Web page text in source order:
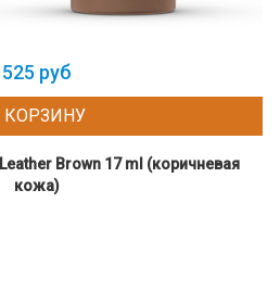
525 руб
КОРЗИНУ
Brown 17 ml (коричневая
кожа)